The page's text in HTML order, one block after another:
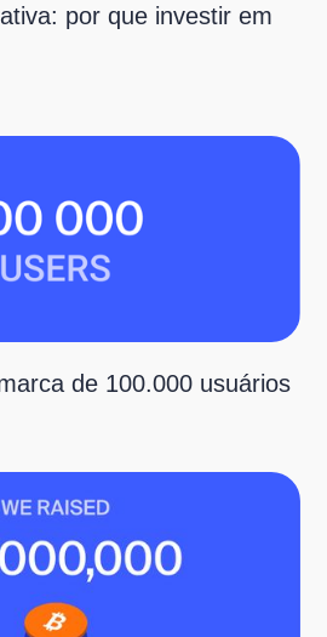
por que investir em
de 100.000 usuários